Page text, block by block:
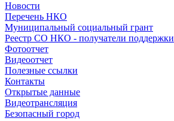
Новости
Перечень НКО
Муниципальный социальный грант
Реестр СО НКО - получатели поддержки
Фотоотчет
Видеоотчет
Полезные ссылки
Контакты
Открытые данные
Видеотрансляция
Безопасный город